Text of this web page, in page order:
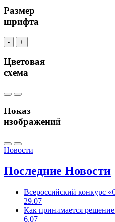
Размер
шрифта
- +
Цветовая
схема
Показ
изображений
Новости
Последние Новости
Всероссийский конкурс
29.07
Как принимается
6.07